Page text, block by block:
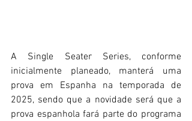
A Single Seater Series, conforme
inicialmente planeado, manterá uma
prova em Espanha na temporada de
2025, sendo que a novidade será que a
prova espanhola fará parte do programa